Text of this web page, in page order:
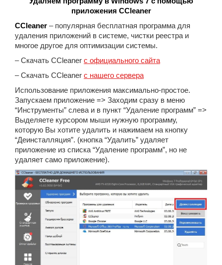
приложения CCleaner
CCleaner – популярная бесплатная программа для
удаления приложений в системе, чистки реестра и
многое другое для оптимизации системы.
– Скачать CCleaner с официального сайта
– Скачать CCleaner с нашего сервера
Использование приложения максимально-простое.
Запускаем приложение => Заходим сразу в меню
“Инструменты” слева и в пункт “Удаление программ” =>
Выделяете курсором мыши нужную программу,
которую Вы хотите удалить и нажимаем на кнопку
“Деинсталляция”. (кнопка “Удалить” удаляет
приложение из списка “Удаление программ”, но не
удаляет само приложение).